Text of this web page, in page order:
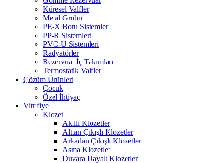
Küresel Valfler
Metal Grubu
PE-X Boru Sistemleri
PP-R Sistemleri
PVC-U Sistemleri
Radyatörler
Rezervuar İç Takımları
Termostatik Valfler
Çözüm Ürünleri
Çocuk
Özel İhtiyaç
Vitrifiye
Klozet
Akıllı Klozetler
Alttan Çıkışlı Klozetler
Arkadan Çıkışlı Klozetler
Asma Klozetler
Duvara Dayalı Klozetler